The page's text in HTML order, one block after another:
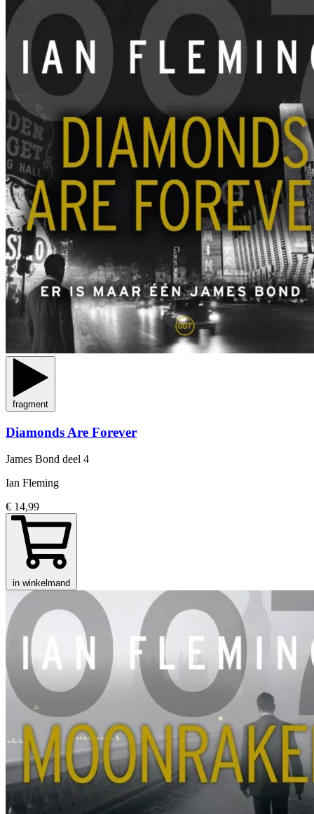
fragment
Diamonds Are Forever
James Bond deel 4
Ian Fleming
€ 14,99
in winkelmand